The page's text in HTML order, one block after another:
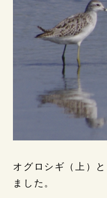
オグロシギ（上）
ました。